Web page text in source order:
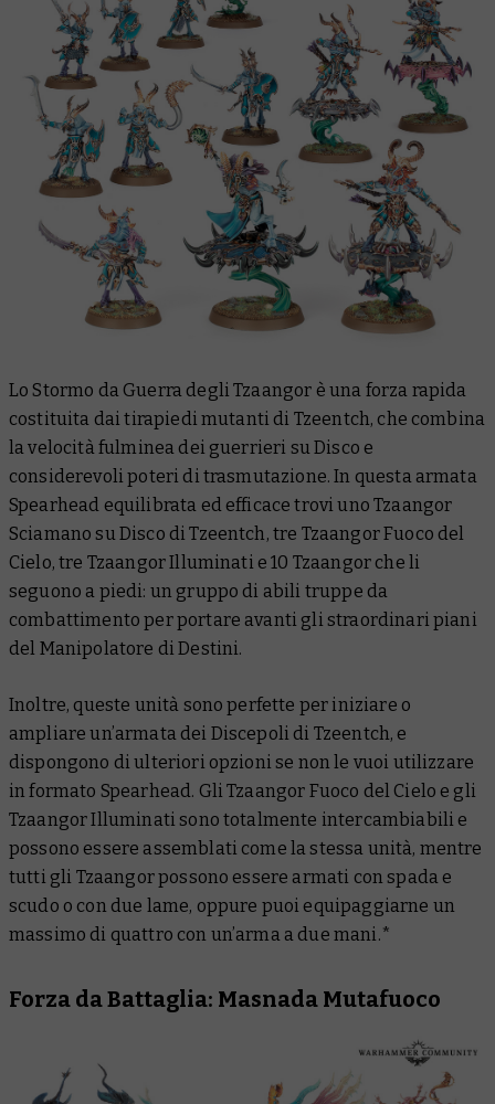
Lo Stormo da Guerra degli Tzaangor è una forza rapida
costituita dai tirapiedi mutanti di Tzeentch, che combina
la velocità fulminea dei guerrieri su Disco e
considerevoli poteri di trasmutazione. In questa armata
Spearhead equilibrata ed efficace trovi uno Tzaangor
Sciamano su Disco di Tzeentch, tre Tzaangor Fuoco del
Cielo, tre Tzaangor Illuminati e 10 Tzaangor che li
seguono a piedi: un gruppo di abili truppe da
combattimento per portare avanti gli straordinari piani
del Manipolatore di Destini.
Inoltre, queste unità sono perfette per iniziare o
ampliare un’armata dei Discepoli di Tzeentch, e
dispongono di ulteriori opzioni se non le vuoi utilizzare
in formato Spearhead. Gli Tzaangor Fuoco del Cielo e gli
Tzaangor Illuminati sono totalmente intercambiabili e
possono essere assemblati come la stessa unità, mentre
tutti gli Tzaangor possono essere armati con spada e
scudo o con due lame, oppure puoi equipaggiarne un
massimo di quattro con un’arma a due mani.*
Forza da Battaglia: Masnada Mutafuoco